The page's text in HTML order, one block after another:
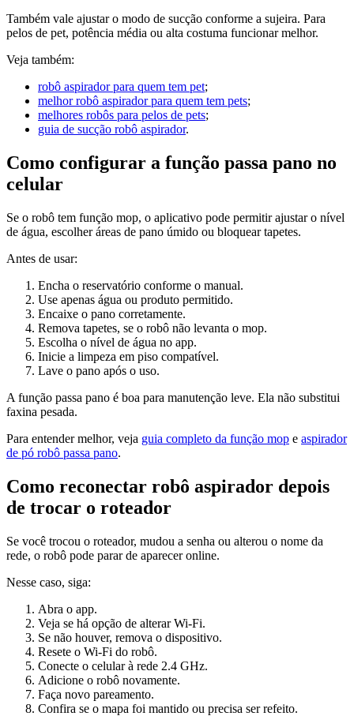
Também vale ajustar o modo de sucção conforme a sujeira. Para
pelos de pet, potência média ou alta costuma funcionar melhor.
Veja também:
robô aspirador para quem tem pet;
melhor robô aspirador para quem tem pets;
melhores robôs para pelos de pets;
guia de sucção robô aspirador.
Como configurar a função passa pano no
celular
Se o robô tem função mop, o aplicativo pode permitir ajustar o nível
de água, escolher áreas de pano úmido ou bloquear tapetes.
Antes de usar:
Encha o reservatório conforme o manual.
Use apenas água ou produto permitido.
Encaixe o pano corretamente.
Remova tapetes, se o robô não levanta o mop.
Escolha o nível de água no app.
Inicie a limpeza em piso compatível.
Lave o pano após o uso.
A função passa pano é boa para manutenção leve. Ela não substitui
faxina pesada.
Para entender melhor, veja guia completo da função mop e aspirador
de pó robô passa pano.
Como reconectar robô aspirador depois
de trocar o roteador
Se você trocou o roteador, mudou a senha ou alterou o nome da
rede, o robô pode parar de aparecer online.
Nesse caso, siga:
Abra o app.
Veja se há opção de alterar Wi-Fi.
Se não houver, remova o dispositivo.
Resete o Wi-Fi do robô.
Conecte o celular à rede 2.4 GHz.
Adicione o robô novamente.
Faça novo pareamento.
Confira se o mapa foi mantido ou precisa ser refeito.